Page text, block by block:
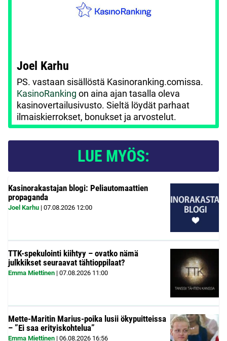
Joel Karhu
PS. vastaan sisällöstä Kasinoranking.comissa.
KasinoRanking on aina ajan tasalla oleva
kasinovertailusivusto. Sieltä löydät parhaat
ilmaiskierrokset, bonukset ja arvostelut.
LUE MYÖS:
Kasinorakastajan blogi: Peliautomaattien
propaganda
Joel Karhu | 07.08.2026 12:00
TTK-spekulointi kiihtyy – ovatko nämä
julkkikset seuraavat tähtioppilaat?
Emma Miettinen | 07.08.2026 11:00
Mette-Maritin Marius-poika lusii ökypuitteissa
– ”Ei saa erityiskohtelua”
Emma Miettinen | 06.08.2026 16:56